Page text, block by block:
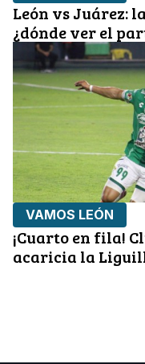
León vs Juárez:
¿dónde ver el
VAMOS LEÓN
¡Cuarto en fila!
acaricia la